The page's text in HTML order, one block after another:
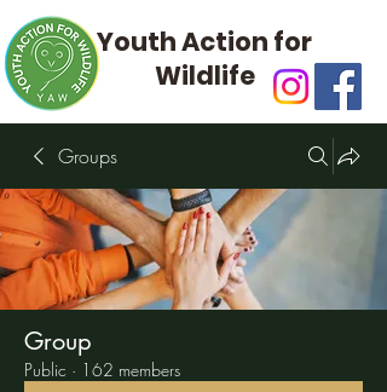
Youth Action for
Wildlife
Groups
Group
Public · 162 members